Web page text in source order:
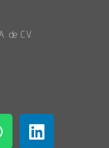
de C.V.